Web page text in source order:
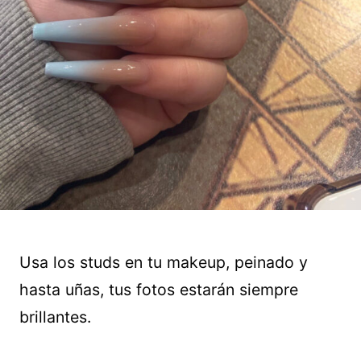
Usa los studs en tu makeup, peinado y
hasta uñas, tus fotos estarán siempre
brillantes.